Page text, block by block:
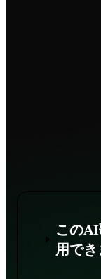
この
用でき